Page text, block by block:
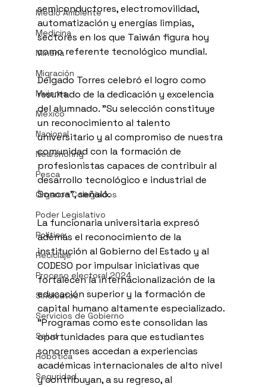
Medio Ambiente
Medicina
Minería
Migración
Mujeres
México
Nacional
Nearshoring
Pesca
Órganos Colegiados
Poder Legislativo
Política
Reciclaje
Proceso electoral 2024
Sindicatos
Servicios de Gobierno
Salud
Robótica
Seguridad
semiconductores, electromovilidad,
automatización y energías limpias,
sectores en los que Taiwán figura hoy
como referente tecnológico mundial.
Delgado Torres celebró el logro como
resultado de la dedicación y excelencia
del alumnado. "Su selección constituye
un reconocimiento al talento
universitario y al compromiso de nuestra
comunidad con la formación de
profesionistas capaces de contribuir al
desarrollo tecnológico e industrial de
Sonora", señaló.
La funcionaria universitaria expresó
además el reconocimiento de la
institución al Gobierno del Estado y al
CODESO por impulsar iniciativas que
fortalecen la internacionalización de la
educación superior y la formación de
capital humano altamente especializado.
"Programas como este consolidan las
oportunidades para que estudiantes
sonorenses accedan a experiencias
académicas internacionales de alto nivel
y contribuyan, a su regreso, al